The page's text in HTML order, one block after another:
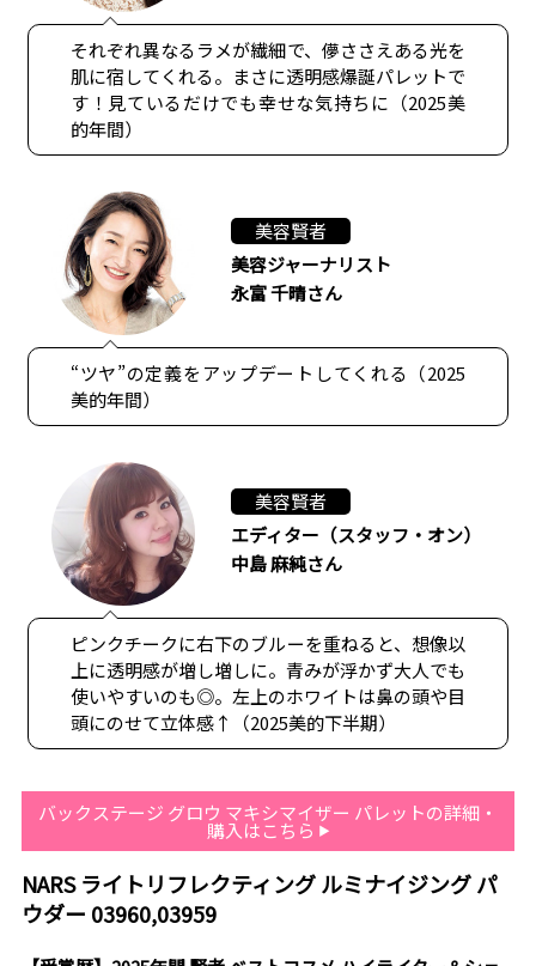
それぞれ異なるラメが繊細で、儚ささえある光を
肌に宿してくれる。まさに透明感爆誕パレットで
す！見ているだけでも幸せな気持ちに（2025美
的年間）
美容賢者
美容ジャーナリスト
永富 千晴さん
“ツヤ”の定義をアップデートしてくれる（2025
美的年間）
美容賢者
エディター（スタッフ・オン）
中島 麻純さん
ピンクチークに右下のブルーを重ねると、想像以
上に透明感が増し増しに。青みが浮かず大人でも
使いやすいのも◎。左上のホワイトは鼻の頭や目
頭にのせて立体感↑（2025美的下半期）
バックステージ グロウ マキシマイザー パレットの詳細・
購入はこちら
NARS ライトリフレクティング ルミナイジング パ
ウダー 03960,03959